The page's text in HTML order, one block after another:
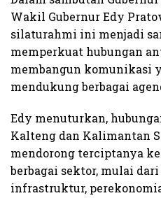
Wakil Gubernur Edy
silaturahmi ini menjadi
memperkuat hubungan
membangun komunikasi
mendukung berbagai
Edy menuturkan,
Kalteng dan Kalimantan
mendorong terciptanya
berbagai sektor, mulai
infrastruktur,